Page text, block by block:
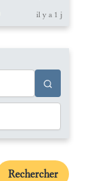
il y a 1 j
Rechercher